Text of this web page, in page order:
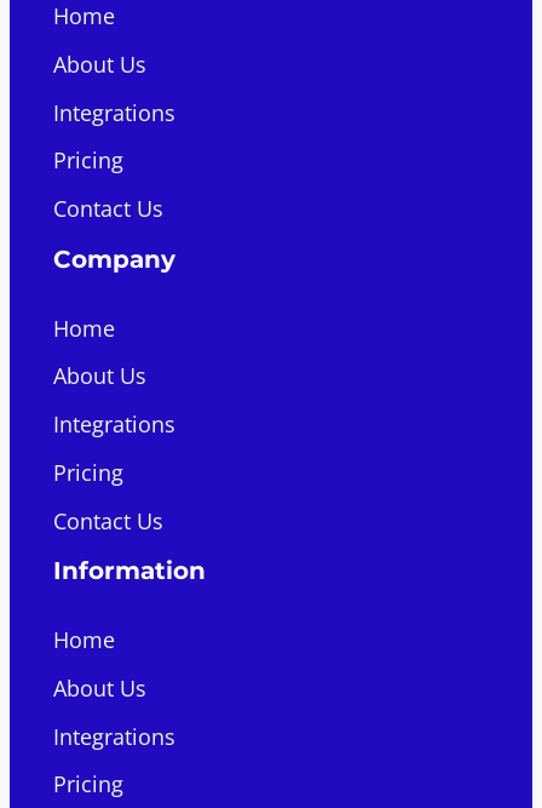
Home
About Us
Integrations
Pricing
Contact Us
Company
Home
About Us
Integrations
Pricing
Contact Us
Information
Home
About Us
Integrations
Pricing